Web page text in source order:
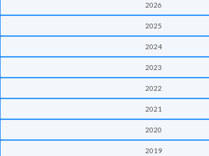
2026
2025
2024
2023
2022
2021
2020
2019